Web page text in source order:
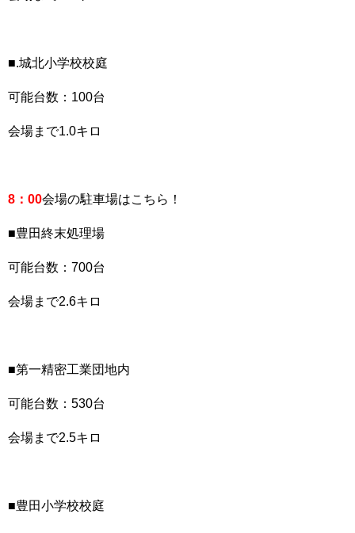
■.城北小学校校庭
可能台数：100台
会場まで1.0キロ
8：00会場の駐車場はこちら！
■豊田終末処理場
可能台数：700台
会場まで2.6キロ
■第一精密工業団地内
可能台数：530台
会場まで2.5キロ
■豊田小学校校庭